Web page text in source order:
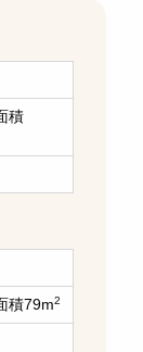
積
積79m2